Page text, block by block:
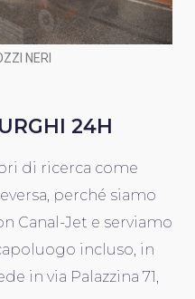
NERI
24H
di ricerca come
perché siamo
Canal-Jet e serviamo
incluso, in
in via Palazzina 71,